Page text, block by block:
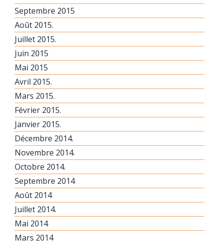
Septembre 2015
Août 2015.
Juillet 2015.
Juin 2015
Mai 2015
Avril 2015.
Mars 2015.
Février 2015.
Janvier 2015.
Décembre 2014.
Novembre 2014.
Octobre 2014.
Septembre 2014
Août 2014
Juillet 2014.
Mai 2014
Mars 2014